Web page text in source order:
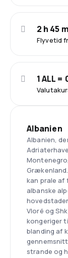
Flyvetid
2 h 45
1 ALL =
Albanien
Albanien,
kan prale af
albanske
Vlorë og
kongeriger
blanding af
strande og